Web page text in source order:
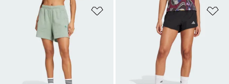
Añadir a la lista de deseos